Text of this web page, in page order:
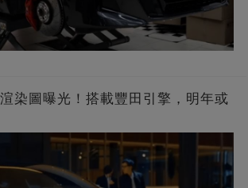
染圖曝光！搭載豐田引擎，明年或